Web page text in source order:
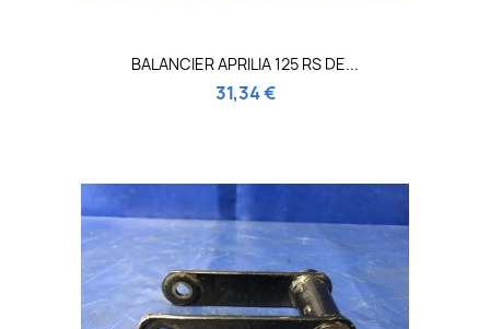
BALANCIER APRILIA 125 RS DE...
31,34 €